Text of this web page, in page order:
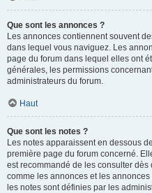
Que sont les annonces ?
Les annonces contiennent souvent
dans lequel vous naviguez. Les
page du forum dans lequel elles ont
générales, les permissions
administrateurs du forum.
Haut
Que sont les notes ?
Les notes apparaissent en dessous
première page du forum concerné.
est recommandé de les consulter
comme les annonces et les
les notes sont définies par les